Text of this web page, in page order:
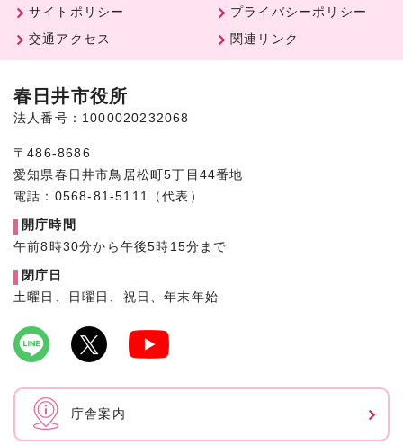
サイトポリシー
プライバシーポリシー
交通アクセス
関連リンク
春日井市役所
法人番号：1000020232068
〒486-8686
愛知県春日井市鳥居松町5丁目44番地
電話：0568-81-5111（代表）
開庁時間
午前8時30分から午後5時15分まで
閉庁日
土曜日、日曜日、祝日、年末年始
庁舎案内